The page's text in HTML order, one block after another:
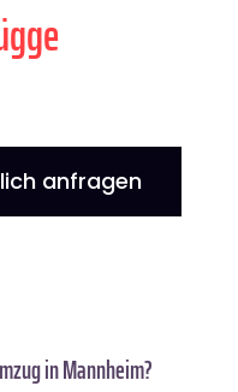
anfragen
in Mannheim?